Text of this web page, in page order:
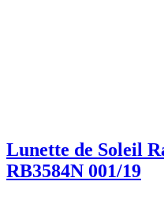
Lunette de Soleil
RB3584N 001/19